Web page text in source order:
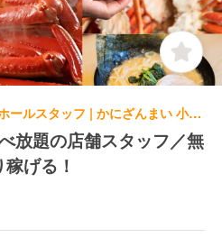
和食 | レストランサービス・ホールスタッフ | かにざんまい 小牧店
放題の店舗スタッフ／無
げる！